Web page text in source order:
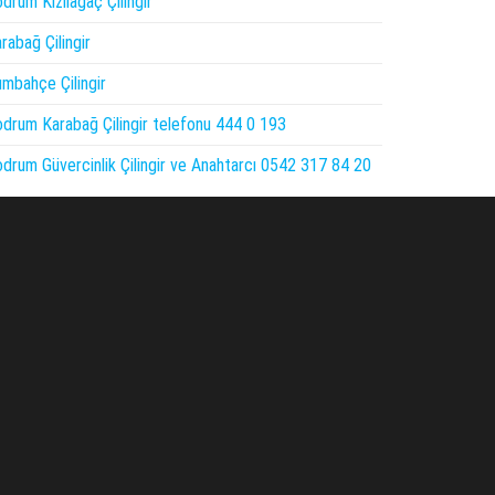
Çilingir
Çilingir
Karabağ Çilingir telefonu 444 0 193
Güvercinlik Çilingir ve Anahtarcı 0542 317 84 20